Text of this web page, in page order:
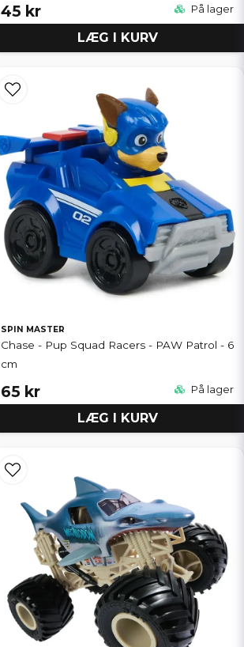
45 kr På lager
LÆG I KURV
SPIN MASTER
Chase - Pup Squad Racers - PAW Patrol - 6
cm
65 kr På lager
LÆG I KURV